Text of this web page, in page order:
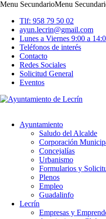
Menu SecundarioMenu
Tlf: 958 79 50 02
ayun.lecrin@gmail.com
Lunes a Viernes 9:00 a
Teléfonos de interés
Contacto
Redes Sociales
Solicitud General
Eventos
Ayuntamiento
Saludo del Alcalde
Corporación
Concejalías
Urbanismo
Formularios y
Plenos
Empleo
Guadalinfo
Lecrín
Empresas y